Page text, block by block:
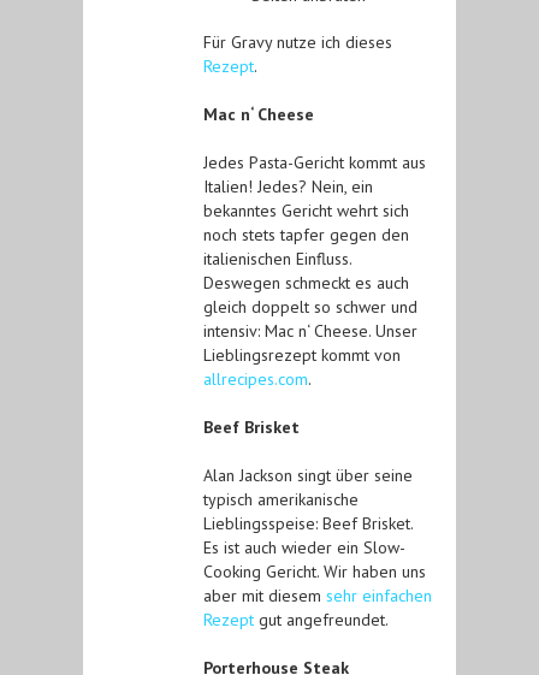
Für Gravy nutze ich dieses
Rezept.
Mac n‘ Cheese
Jedes Pasta-Gericht kommt aus
Italien! Jedes? Nein, ein
bekanntes Gericht wehrt sich
noch stets tapfer gegen den
italienischen Einfluss.
Deswegen schmeckt es auch
gleich doppelt so schwer und
intensiv: Mac n‘ Cheese. Unser
Lieblingsrezept kommt von
allrecipes.com.
Beef Brisket
Alan Jackson singt über seine
typisch amerikanische
Lieblingsspeise: Beef Brisket.
Es ist auch wieder ein Slow-
Cooking Gericht. Wir haben uns
aber mit diesem sehr einfachen
Rezept gut angefreundet.
Porterhouse Steak